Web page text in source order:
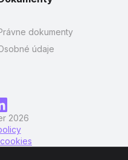
dokumenty
údaje
2026